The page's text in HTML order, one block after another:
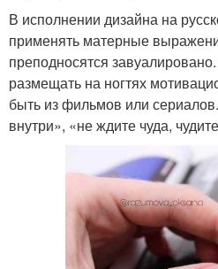
В исполнении дизайна на
применять матерные
преподносятся
размещать на ногтях
быть из фильмов или
внутри», «не ждите чуда,